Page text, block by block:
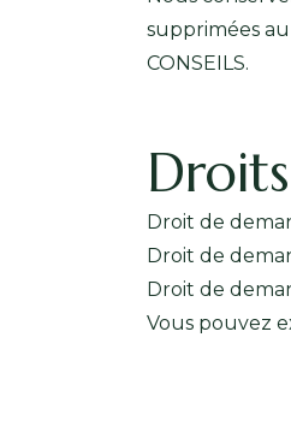
supprimées
CONSEILS.
Droit de
Droit de
Droit de
Vous pouvez